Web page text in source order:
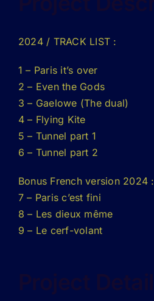
2024/ TRACK LIST :
1 – Paris it’s over
2 – Even the Gods
3 – Gaelowe (The dual)
4 – Flying Kite
5 – Tunnel part 1
6 – Tunnel part 2
Bonus French version 2024 :
7 – Paris c’est fini
8 – Les dieux même
9 – Le cerf-volant